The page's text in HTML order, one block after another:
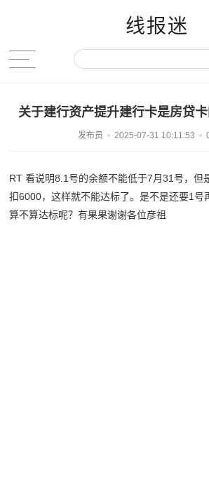
线报迷
关于建行资产提升建行卡是房贷
发布员 2025-07-31 10:11:53
RT 看说明8.1号的余额不能低于7月31号，但
扣6000，这样就不能达标了。是不是还要1号
算不算达标呢？有果果谢谢各位彦祖